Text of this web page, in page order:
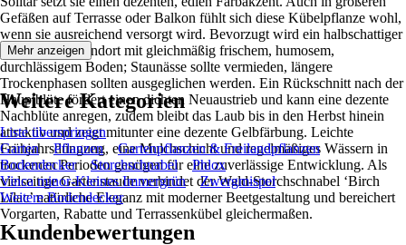
Gefäßen auf Terrasse oder Balkon fühlt sich diese Kübelpflanze wohl,
wenn sie ausreichend versorgt wird. Bevorzugt wird ein halbschattiger
bis sonniger Standort mit gleichmäßig frischem, humosem,
durchlässigem Boden; Staunässe sollte vermieden, längere
Trockenphasen sollten ausgeglichen werden. Ein Rückschnitt nach der
Hauptblüte fördert einen dichten Neuaustrieb und kann eine dezente
Nachblüte anregen, zudem bleibt das Laub bis in den Herbst hinein
attraktiv und zeigt mitunter eine dezente Gelbfärbung. Leichte
Frühjahrsdüngung, eine Mulchschicht und regelmäßiges Wässern in
trockenen Perioden genügen für eine zuverlässige Entwicklung. Als
vielseitige Gartenstaude verbindet der Wald-Storchschnabel ‘Birch
Lilac’ natürliche Eleganz mit moderner Beetgestaltung und bereichert
Vorgarten, Rabatte und Terrassenkübel gleichermaßen.
Mehr anzeigen
Weitere Kategorien
Liste überspringen
Garten
Pflanzen
Gartenpflanzen & Freilandpflanzen
Bodendecker
Storchschnabel
Phlox
Vinca minor-Kleines Immergrün
Zwergmispel
Weitere Bodendecker
Kundenbewertungen